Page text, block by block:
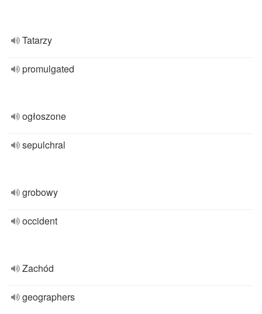
Tatarzy
promulgated
ogłoszone
sepulchral
grobowy
occident
Zachód
geographers